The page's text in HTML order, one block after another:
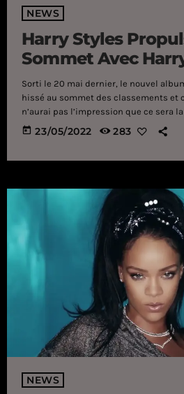
NEWS
Harry Styles
Sommet Avec
Sorti le 20 mai dernier, le nouvel
hissé au sommet des classements et
n’aurai pas l’impression que ce sera
pas un succès commercial », confiait
quelques semaines à Better Homes &
today 23/05/2022 283
NEWS